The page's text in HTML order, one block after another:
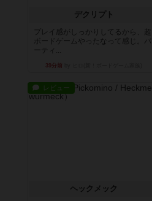
デクリプト
プレイ感がしっかりしてるから、超
ボードゲームやったなって感じ。パ
ーティ...
39分前
レビュー
ヘックメック